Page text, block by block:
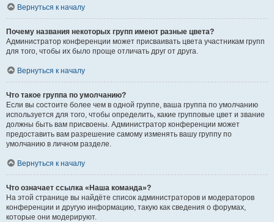
Вернуться к началу
Почему названия некоторых групп имеют разные цвета?
Администратор конференции может присваивать цвета участникам групп
для того, чтобы их было проще отличать друг от друга.
Вернуться к началу
Что такое группа по умолчанию?
Если вы состоите более чем в одной группе, ваша группа по умолчанию
используется для того, чтобы определить, какие групповые цвет и звание
должны быть вам присвоены. Администратор конференции может
предоставить вам разрешение самому изменять вашу группу по
умолчанию в личном разделе.
Вернуться к началу
Что означает ссылка «Наша команда»?
На этой странице вы найдёте список администраторов и модераторов
конференции и другую информацию, такую как сведения о форумах,
которые они модерируют.